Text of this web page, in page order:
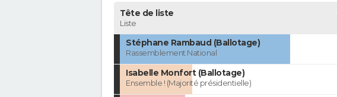
Tête de liste
Liste
Stéphane Rambaud (Ballotage)
Rassemblement National
Isabelle Monfort (Ballotage)
Ensemble ! (Majorité présidentielle)